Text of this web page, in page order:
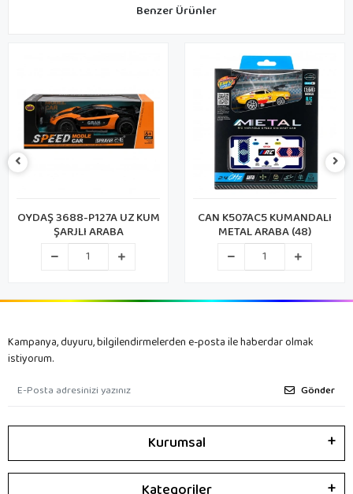
Benzer Ürünler
OYDAŞ 3688-P127A UZ KUM
ŞARJLI ARABA
CAN K507AC5 KUMANDALI
METAL ARABA (48)
Kampanya, duyuru, bilgilendirmelerden e-posta ile haberdar olmak
istiyorum.
Gönder
Kurumsal